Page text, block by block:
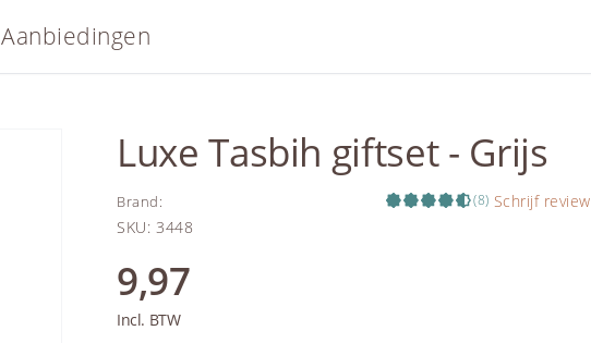
Aanbiedingen
Luxe Tasbih giftset - Grijs
Brand: (8) Schrijf review
SKU: 3448
9,97
Incl. BTW